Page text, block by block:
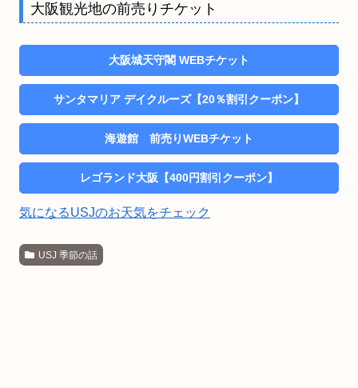
大阪観光地の前売りチケット
大阪城天守閣 WEBチケット
サンタマリア デイクルーズ【20％割引クーポン】
海遊館 前売りWEBチケット
レゴランド大阪【400円割引クーポン】
気になるUSJのお天気をチェック
USJ 季節の話